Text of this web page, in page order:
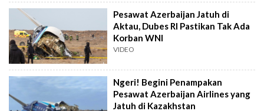
Pesawat Azerbaijan Jatuh di
Aktau, Dubes RI Pastikan Tak Ada
Korban WNI
VIDEO
Ngeri! Begini Penampakan
Pesawat Azerbaijan Airlines yang
Jatuh di Kazakhstan